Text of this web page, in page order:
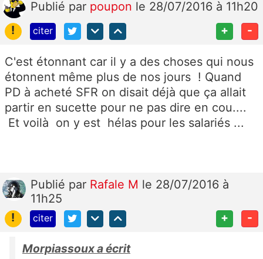
Publié par poupon le 28/07/2016 à 11h20
!
citer + -
C'est étonnant car il y a des choses qui nous
étonnent même plus de nos jours ! Quand
PD à acheté SFR on disait déjà que ça allait
partir en sucette pour ne pas dire en cou....
Et voilà on y est hélas pour les salariés ...
Publié par Rafale M le 28/07/2016 à
11h25
!
citer + -
Morpiassoux a écrit